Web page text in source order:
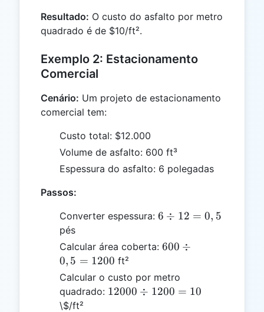
360
= 10
Resultado: O custo do asfalto por metro
quadrado é de $10/ft².
Exemplo 2: Estacionamento
Comercial
Cenário: Um projeto de estacionamento
comercial tem:
Custo total: $12.000
Volume de asfalto: 600 ft³
Espessura do asfalto: 6 polegadas
Passos:
Converter espessura: 6
12
6 ÷ 12 = 0, 5
pés
Calcular área coberta: 600
0,5
=
1200
600 ÷
0, 5 = 1200 ft²
Calcular o custo por metro
quadrado: 12000
12000 ÷ 1200 = 10
\$/ft²